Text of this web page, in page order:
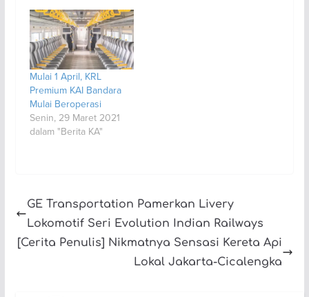
Mulai 1 April, KRL
Premium KAI Bandara
Mulai Beroperasi
Senin, 29 Maret 2021
dalam "Berita KA"
GE Transportation Pamerkan Livery
Lokomotif Seri Evolution Indian Railways
[Cerita Penulis] Nikmatnya Sensasi Kereta Api
Lokal Jakarta-Cicalengka